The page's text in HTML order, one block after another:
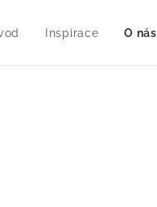
Inspirace O nás